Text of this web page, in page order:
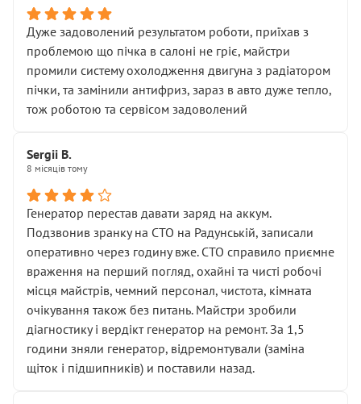
Дуже задоволений результатом роботи, приїхав з
проблемою що пічка в салоні не гріє, майстри
промили систему охолодження двигуна з радіатором
пічки, та замінили антифриз, зараз в авто дуже тепло,
тож роботою та сервісом задоволений
Sergii B.
8 місяців тому
Генератор перестав давати заряд на аккум.
Подзвонив зранку на СТО на Радунській, записали
оперативно через годину вже. СТО справило приємне
враження на перший погляд, охайні та чисті робочі
місця майстрів, чемний персонал, чистота, кімната
очікування також без питань. Майстри зробили
діагностику і вердікт генератор на ремонт. За 1,5
години зняли генератор, відремонтували (заміна
щіток і підшипників) и поставили назад.